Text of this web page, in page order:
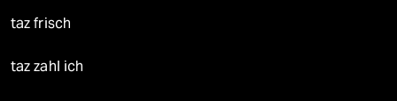
taz frisch
taz zahl ich